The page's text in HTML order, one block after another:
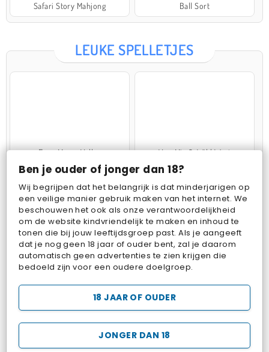
Ben je ouder of jonger dan 18?
Wij begrijpen dat het belangrijk is dat minderjarigen op
een veilige manier gebruik maken van het internet. We
beschouwen het ook als onze verantwoordelijkheid
om de website kindvriendelijk te maken en inhoud te
tonen die bij jouw leeftijdsgroep past. Als je aangeeft
dat je nog geen 18 jaar of ouder bent, zal je daarom
automatisch geen advertenties te zien krijgen die
bedoeld zijn voor een oudere doelgroep.
JONGER DAN 18
18 JAAR OF OUDER
Safari Story Mahjong Ball Sort
LEUKE SPELLETJES
Farm Merge Valley VegaMix 2: Wild West
Pop Fruit Bubbits
Hospital Surgeon Doctor Game Potion Sort